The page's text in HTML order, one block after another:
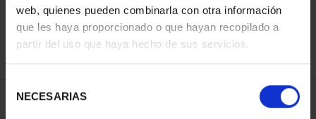
web, quienes pueden combinarla con otra información
que les haya proporcionado o que hayan recopilado a
partir del uso que haya hecho de sus servicios.
NECESARIAS
REFINAR
2 Productos encontrados